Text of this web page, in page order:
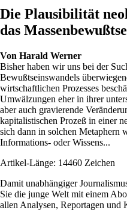
Die Plausibilität
das
Von Harald Werner
Bisher haben wir uns bei der
Bewußtseinswandels
wirtschaftlichen Prozesses
Umwälzungen eher in ihrer
aber auch gravierende
kapitalistischen Prozeß in einer
sich dann in solchen Metaphern
Informations- oder Wissens...
Artikel-Länge: 14460 Zeichen
Damit unabhängiger
Sie die junge Welt mit einem
allen Analysen, Reportagen und